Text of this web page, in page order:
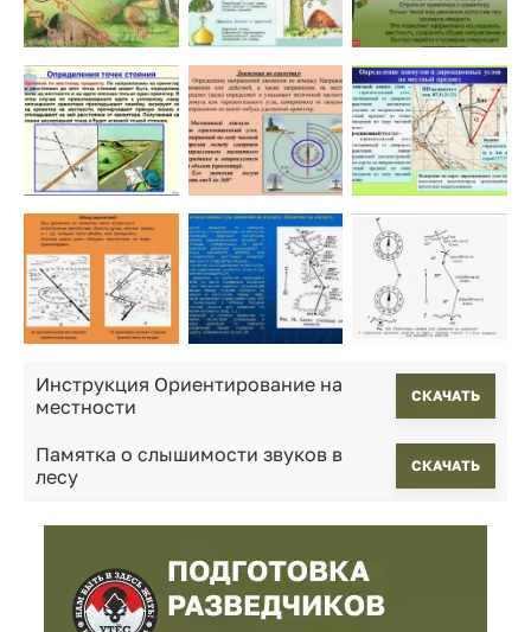
Инструкция Ориентирование на
местности
CКАЧАТЬ
Памятка о слышимости звуков в
лесу
CКАЧАТЬ